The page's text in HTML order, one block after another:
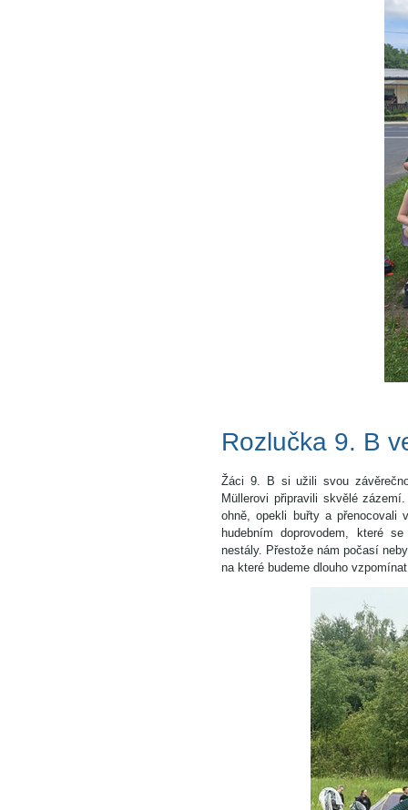
Rozlučka 9. B
Žáci 9. B si užili svou
Müllerovi připravili skvělé
ohně, opekli buřty a přenocovali
hudebním doprovodem, které
nestály. Přestože nám počasí
na které budeme dlouho